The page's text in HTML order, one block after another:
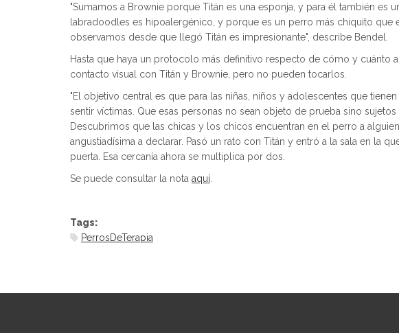
"Sumamos a Brownie porque Titán es una esponja, y para él también
labradoodles es hipoalergénico, y porque es un perro más chiquito
observamos desde que llegó Titán es impresionante", describe Bendel.
Hasta que haya un protocolo más definitivo respecto de cómo y cuánto
contacto visual con Titán y Brownie, pero no pueden tocarlos.
"El objetivo central es que para las niñas, niños y adolescentes que
sentir víctimas. Que esas personas no sean objeto de prueba sino
Descubrimos que las chicas y los chicos encuentran en el perro a
angustiadísima a declarar. Pasó un rato con Titán y entró a la sala en la
puerta. Esa cercanía ahora se multiplica por dos.
Se puede consultar la nota aquí
Tags:
PerrosDeTerapia